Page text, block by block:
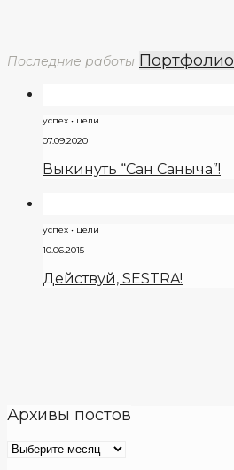
Последние работы Портфолио
успех • цели
07.09.2020
Выкинуть “Сан Саныча”!
успех • цели
10.06.2015
Действуй, SESTRA!
Архивы постов
Архивы